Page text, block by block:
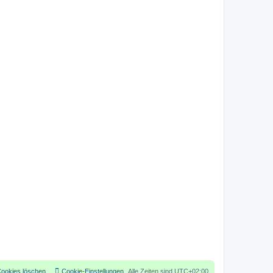
Alle Zeiten sind UTC+02:00
Cookie-Einstellungen
löschen